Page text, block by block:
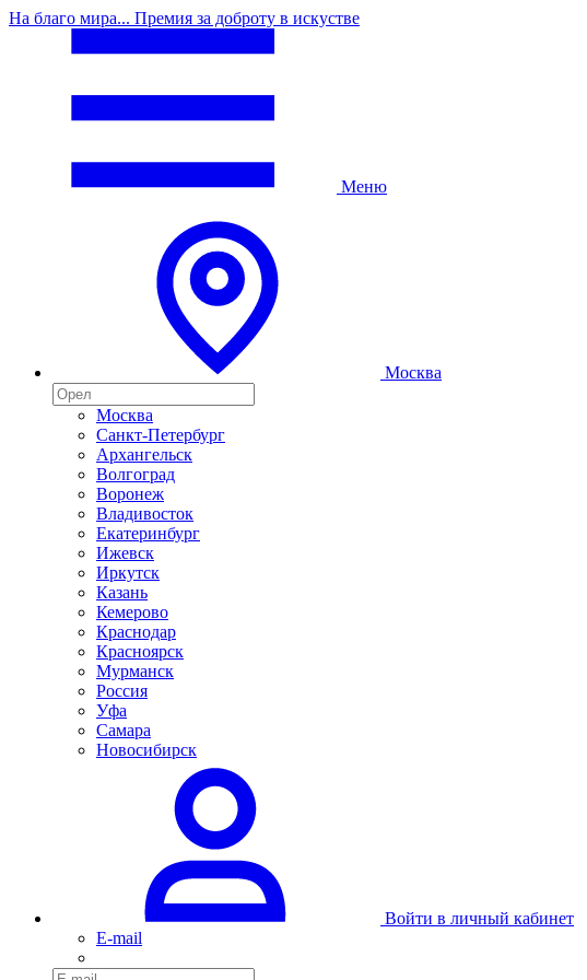
На благо мира... Премия за доброту в искустве
Меню
Москва
Москва
Санкт-Петербург
Архангельск
Волгоград
Воронеж
Владивосток
Екатеринбург
Ижевск
Иркутск
Казань
Кемерово
Краснодар
Красноярск
Мурманск
Россия
Уфа
Самара
Новосибирск
Войти в личный кабинет
E-mail